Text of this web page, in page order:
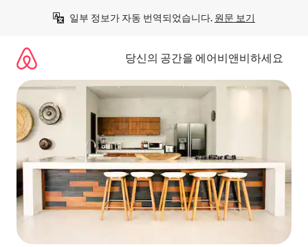
일부 정보가 자동 번역되었습니다. 원문 보기
당신의 공간을 에어비앤비하세요